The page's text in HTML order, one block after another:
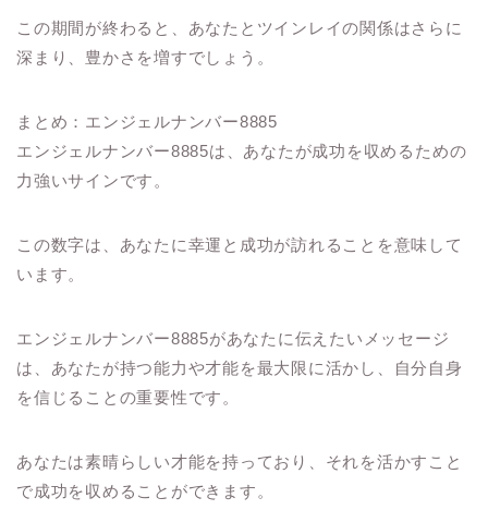
この期間が終わると、あなたとツインレイの関係はさらに
深まり、豊かさを増すでしょう。
まとめ：エンジェルナンバー8885
エンジェルナンバー8885は、あなたが成功を収めるための
力強いサインです。
この数字は、あなたに幸運と成功が訪れることを意味して
います。
エンジェルナンバー8885があなたに伝えたいメッセージ
は、あなたが持つ能力や才能を最大限に活かし、自分自身
を信じることの重要性です。
あなたは素晴らしい才能を持っており、それを活かすこと
で成功を収めることができます。